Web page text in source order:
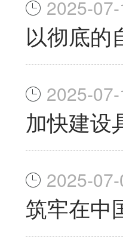
2025-
以彻底的
2025-
加快建设
2025-
筑牢在中